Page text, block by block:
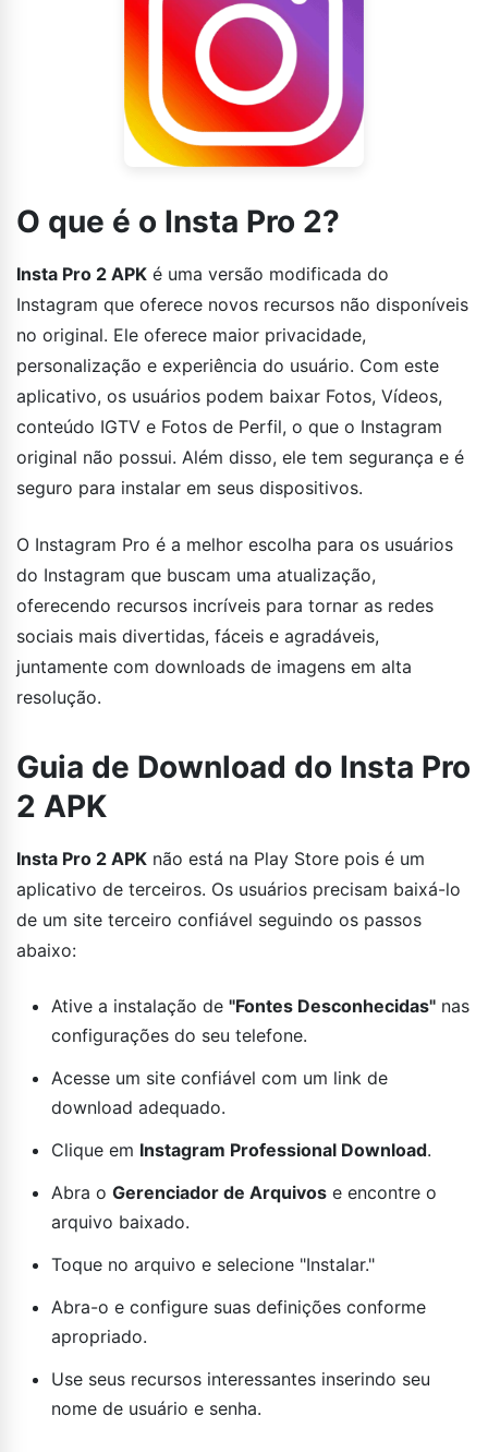
O que é o Insta Pro 2?
Insta Pro 2 APK é uma versão modificada do
Instagram que oferece novos recursos não disponíveis
no original. Ele oferece maior privacidade,
personalização e experiência do usuário. Com este
aplicativo, os usuários podem baixar Fotos, Vídeos,
conteúdo IGTV e Fotos de Perfil, o que o Instagram
original não possui. Além disso, ele tem segurança e é
seguro para instalar em seus dispositivos.
O Instagram Pro é a melhor escolha para os usuários
do Instagram que buscam uma atualização,
oferecendo recursos incríveis para tornar as redes
sociais mais divertidas, fáceis e agradáveis,
juntamente com downloads de imagens em alta
resolução.
Guia de Download do Insta Pro
2 APK
Insta Pro 2 APK não está na Play Store pois é um
aplicativo de terceiros. Os usuários precisam baixá-lo
de um site terceiro confiável seguindo os passos
abaixo:
Ative a instalação de "Fontes Desconhecidas" nas
configurações do seu telefone.
Acesse um site confiável com um link de
download adequado.
Clique em Instagram Professional Download.
Abra o Gerenciador de Arquivos e encontre o
arquivo baixado.
Toque no arquivo e selecione "Instalar."
Abra-o e configure suas definições conforme
apropriado.
Use seus recursos interessantes inserindo seu
nome de usuário e senha.